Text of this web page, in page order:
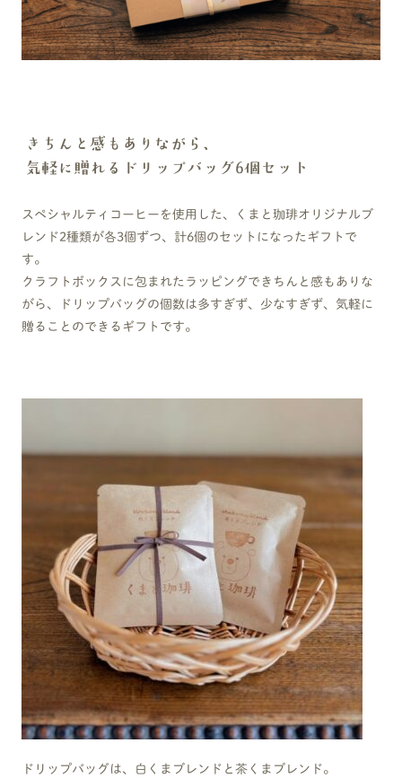
きちんと感もありながら、
気軽に贈れるドリップバッグ6個セット
スペシャルティコーヒーを使用した、くまと珈琲オリジナルブ
レンド2種類が各3個ずつ、計6個のセットになったギフトで
す。
クラフトボックスに包まれたラッピングできちんと感もありな
がら、ドリップバッグの個数は多すぎず、少なすぎず、気軽に
贈ることのできるギフトです。
ドリップバッグは、白くまブレンドと茶くまブレンド。